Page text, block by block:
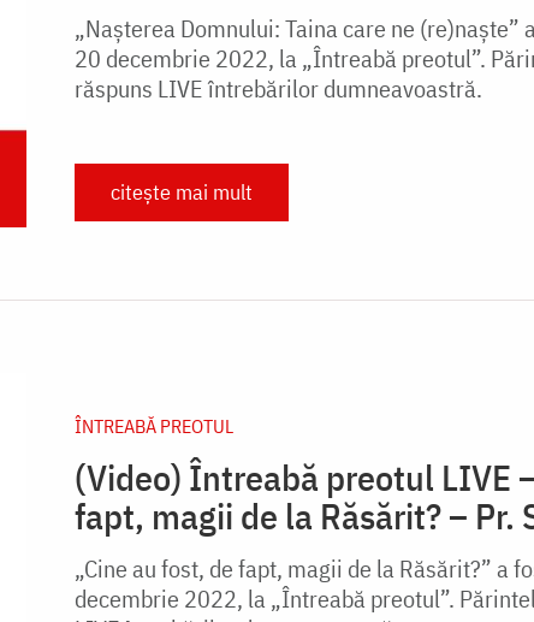
„Nașterea Domnului: Taina care ne
20 decembrie 2022, la „Întreabă preotul”.
răspuns LIVE întrebărilor dumneavoastră.
citește mai mult
ÎNTREABĂ PREOTUL
(Video) Întreabă preotul LIVE
fapt, magii de la Răsărit? – Pr.
„Cine au fost, de fapt, magii de la Răsărit?” a
decembrie 2022, la „Întreabă preotul”.